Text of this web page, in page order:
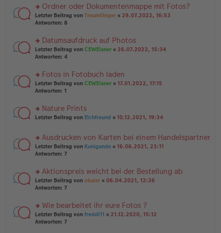
tr
a
g
e
n
er
tr
a
g
n
g
el
e
n
er
tr
a
g
rs
te
n
g
el
e
n
er
tr
a
Ordner oder Dokumentenmappe mit Fotos?
Letzter Beitrag von Traumfänger « 29.07.2022, 16:53
Antworten: 8
rs
te
n
g
el
e
n
ei
tr
a
Datumsaufdruck auf Photos
Letzter Beitrag von CEWEianer « 26.07.2022, 15:34
Antworten: 4
rs
te
n
g
es
e
n
er
ei
tr
a
Fotos in Fotobuch laden
Letzter Beitrag von CEWEianer « 17.01.2022, 17:15
Antworten: 1
rs
u
n
g
es
e
n
er
ei
tr
a
Nature Prints
Letzter Beitrag von Elchfreund « 10.12.2021, 19:34
rs
te
n
g
el
e
n
er
Ausdrucken von Karten bei einem Handelspartner
Letzter Beitrag von Kunigunde « 16.06.2021, 23:11
Antworten: 7
rs
te
n
g
el
Aktionspreis weicht bei der Bestellung ab
Letzter Beitrag von okular « 06.04.2021, 12:36
Antworten: 7
rs
te
Wie bearbeitet ihr eure Fotos ?
Letzter Beitrag von freddi11 « 21.12.2020, 15:12
Antworten: 7